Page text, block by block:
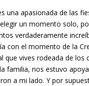
una apasionada de las
un momento solo,
verdaderamente
con el momento de la
que vives rodeada de
familia, nos estuvo
a mi lado. Y por